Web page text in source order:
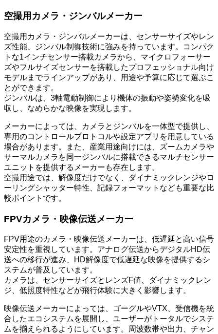
空撮用カメラ・ジンバルメーカー
空撮用カメラ・ジンバルメーカーは、センサーサイズやレン
ズ性能、ジンバル制御技術に強みを持っています。コンパク
トな1インチセンサー搭載カメラから、マイクロフォーサー
ズやフルサイズセンサーを搭載したプロフェッショナル向け
モデルまでラインアップがあり、用途や予算に応じて選ぶこ
とができます。
ジンバルは、3軸電動制御により機体の振動や姿勢変化を吸
収し、なめらかな映像を実現します。
メーカーによっては、カメラとジンバルを一体型で提供し、
専用のコントロールプロトコルや設定アプリを用意している
場合があります。また、産業用途向けには、ズームカメラや
サーマルカメラを同一ジンバルに搭載できるマルチセンサー
ユニットを提供するメーカーも存在します。
空撮用途では、解像度だけでなく、ダイナミックレンジやロ
ーリングシャッター特性、記録フォーマットなども重要な比
較ポイントです。
FPVカメラ・映像伝送メーカー
FPV用途のカメラ・映像伝送メーカーは、低遅延と高い信号
安定性を重視しています。アナログ伝送からデジタルHD伝
送への移行が進み、HD解像度で低遅延な映像を提供するシ
ステムが普及しています。
カメラは、センサーサイズとレンズF値、ダイナミックレン
ジ、低照度特性などが飛行体験に大きく影響します。
映像伝送メーカーによっては、ゴーグルやVTX、受信機を統
合したエコシステムを展開し、ユーザーがトータルでシステ
ムを揃えられるようにしています。周波数帯や出力、チャン